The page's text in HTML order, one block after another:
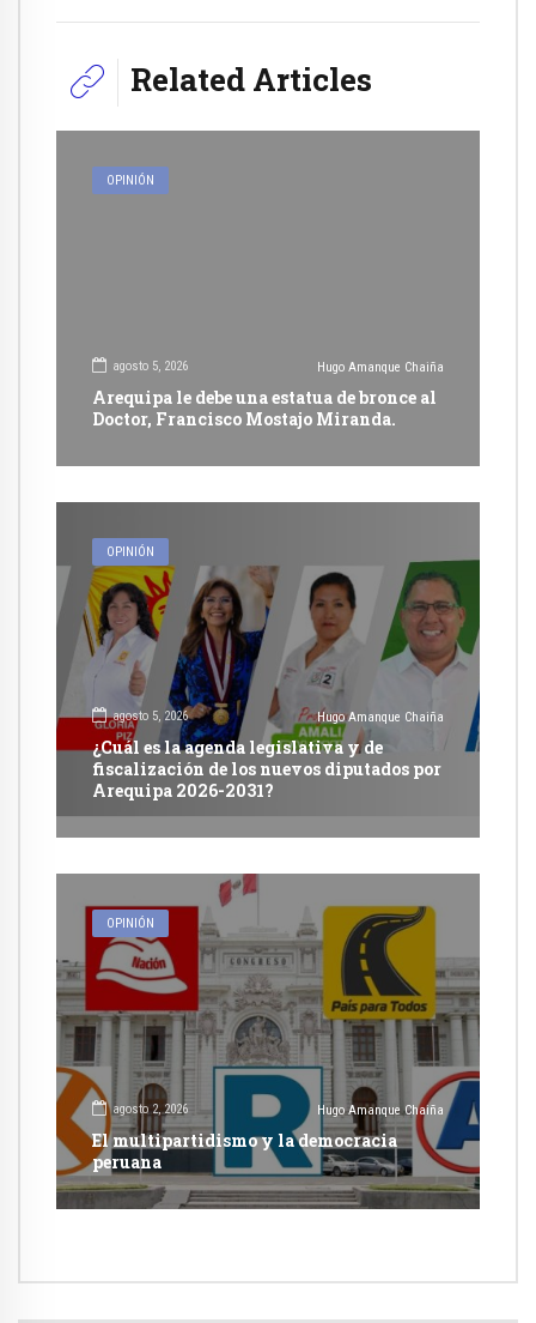
Related Articles
OPINIÓN
agosto 5, 2026 Hugo Amanque Chaiña
Arequipa le debe una estatua de bronce al
Doctor, Francisco Mostajo Miranda.
OPINIÓN
agosto 5, 2026 Hugo Amanque Chaiña
¿Cuál es la agenda legislativa y de
fiscalización de los nuevos diputados por
Arequipa 2026-2031?
OPINIÓN
agosto 2, 2026 Hugo Amanque Chaiña
El multipartidismo y la democracia
peruana